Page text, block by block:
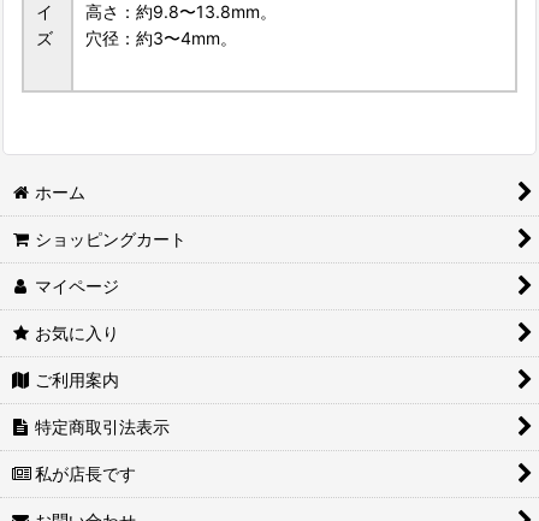
イ
ズ
高さ：約9.8〜13.8mm。
穴径：約3〜4mm。
ホーム
ショッピングカート
マイページ
お気に入り
ご利用案内
特定商取引法表示
私が店長です